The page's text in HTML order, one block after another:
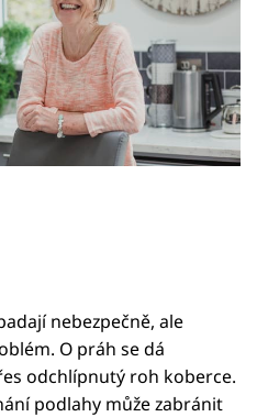
nebezpečně, ale
O práh se dá
odchlípnutý roh koberce.
podlahy může zabránit